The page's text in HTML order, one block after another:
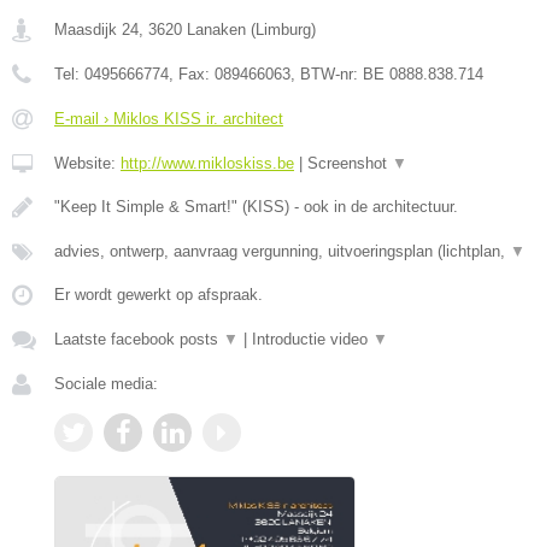
Maasdijk 24, 3620 Lanaken (Limburg)
Tel: 0495666774, Fax: 089466063, BTW-nr: BE 0888.838.714
E-mail › Miklos KISS ir. architect
Website: http://www.mikloskiss.be Screenshot ▼
"Keep It Simple & Smart!" (KISS) - ook in de architectuur.
advies, ontwerp, aanvraag vergunning, uitvoeringsplan (lichtplan, ▼
Er wordt gewerkt op afspraak.
Laatste facebook posts ▼ Introductie video ▼
Sociale media: